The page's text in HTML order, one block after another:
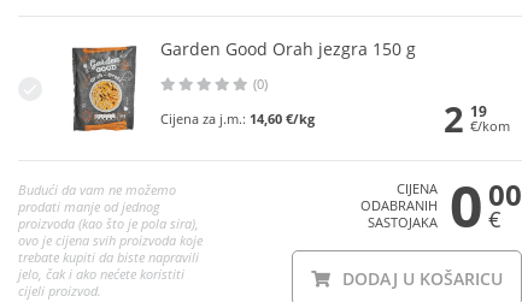
Garden Good Orah jezgra 150 g
(0)
Cijena za j.m.: 14,60 €/kg 2 19
€/kom
Budući da vam ne možemo
prodati manje od jednog
proizvoda (kao što je pola sira),
ovo je cijena svih proizvoda koje
trebate kupiti da biste napravili
jelo, čak i ako nećete koristiti
cijeli proizvod.
CIJENA
ODABRANIH
SASTOJAKA
0 00
€
DODAJ U KOŠARICU